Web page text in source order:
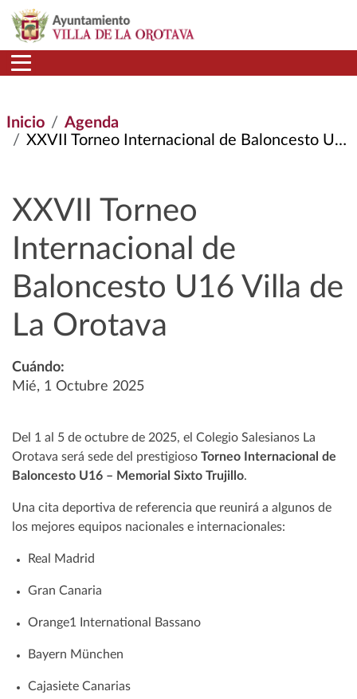
Pasar al contenido principal
Inicio
Agenda
XXVII Torneo Internacional de Baloncesto U16 Villa de La Orotava
XXVII Torneo
Internacional de
Baloncesto U16 Villa de
La Orotava
Cuándo:
Mié, 1 Octubre 2025
Del 1 al 5 de octubre de 2025, el Colegio Salesianos La
Orotava será sede del prestigioso Torneo Internacional de
Baloncesto U16 – Memorial Sixto Trujillo.
Una cita deportiva de referencia que reunirá a algunos de
los mejores equipos nacionales e internacionales:
Real Madrid
Gran Canaria
Orange1 International Bassano
Bayern München
Cajasiete Canarias